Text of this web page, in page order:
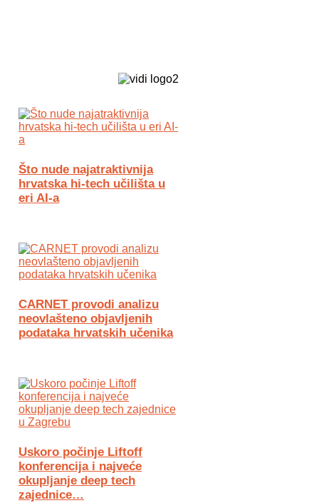
Što nude najatraktivnija
hrvatska hi-tech učilišta u
eri AI-a
CARNET provodi analizu
neovlašteno objavljenih
podataka hrvatskih učenika
Uskoro počinje Liftoff
konferencija i najveće
okupljanje deep tech
zajednice…